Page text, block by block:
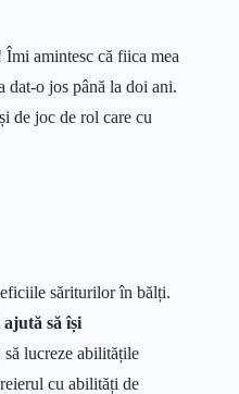
amintesc că fiica mea
dat-o jos până la doi ani.
de joc de rol care cu
săriturilor în bălți.
să își
lucreze abilitățile
cu abilități de